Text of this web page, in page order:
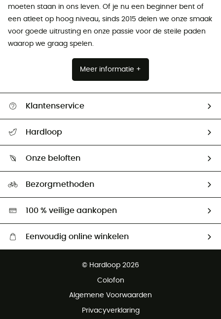
moeten staan ​​in ons leven. Of je nu een beginner bent of
een atleet op hoog niveau, sinds 2015 delen we onze smaak
voor goede uitrusting en onze passie voor de steile paden
waarop we graag spelen.
Meer informatie +
Klantenservice
Retourzendingen & Terugbetalingen
Hardloop
Ambassadeurs
Onze beloften
Hardgreen
Bezorgmethoden
100 % veilige aankopen
Eenvoudig online winkelen
Gratis retourneren binnen 100 dagen
© Hardloop 2026
Colofon
Algemene Voorwaarden
Privacyverklaring